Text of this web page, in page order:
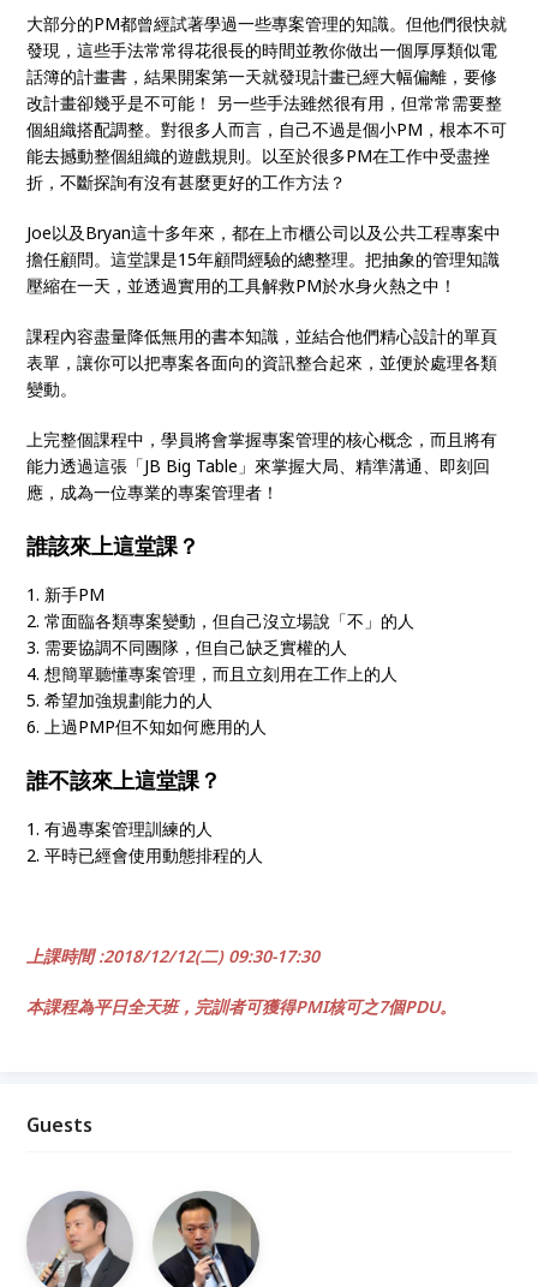
大部分的PM都曾經試著學過一些專案管理的知識。但他們很快就
發現，這些手法常常得花很長的時間並教你做出一個厚厚類似電
話簿的計畫書，結果開案第一天就發現計畫已經大幅偏離，要修
改計畫卻幾乎是不可能！ 另一些手法雖然很有用，但常常需要整
個組織搭配調整。對很多人而言，自己不過是個小PM，根本不可
能去撼動整個組織的遊戲規則。以至於很多PM在工作中受盡挫
折，不斷探詢有沒有甚麼更好的工作方法？
Joe以及Bryan這十多年來，都在上市櫃公司以及公共工程專案中
擔任顧問。這堂課是15年顧問經驗的總整理。把抽象的管理知識
壓縮在一天，並透過實用的工具解救PM於水身火熱之中！
課程內容盡量降低無用的書本知識，並結合他們精心設計的單頁
表單，讓你可以把專案各面向的資訊整合起來，並便於處理各類
變動。
上完整個課程中，學員將會掌握專案管理的核心概念，而且將有
能力透過這張「JB Big Table」來掌握大局、精準溝通、即刻回
應，成為一位專業的專案管理者！
誰該來上這堂課？
1. 新手PM
2. 常面臨各類專案變動，但自己沒立場說「不」的人
3. 需要協調不同團隊，但自己缺乏實權的人
4. 想簡單聽懂專案管理，而且立刻用在工作上的人
5. 希望加強規劃能力的人
6. 上過PMP但不知如何應用的人
誰不該來上這堂課？
1. 有過專案管理訓練的人
2. 平時已經會使用動態排程的人
上課時間 :2018/12/12(二) 09:30-17:30
本課程為平日全天班， 完訓者可獲得PMI核可之7個PDU。
Guests